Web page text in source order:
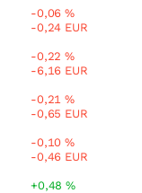
-0,06%
-0,24 EUR
-0,22%
-6,16 EUR
-0,21%
-0,65 EUR
-0,10%
-0,46 EUR
+0,48%